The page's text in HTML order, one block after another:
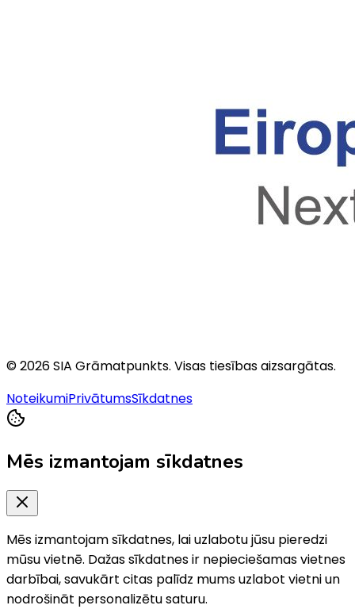
©2026SIA Grāmatpunkts. Visas tiesības aizsargātas.
NoteikumiPrivātumsSīkdatnes
Mēs izmantojam sīkdatnes
Mēs izmantojam sīkdatnes, lai uzlabotu jūsu pieredzi
mūsu vietnē. Dažas sīkdatnes ir nepieciešamas vietnes
darbībai, savukārt citas palīdz mums uzlabot vietni un
nodrošināt personalizētu saturu.